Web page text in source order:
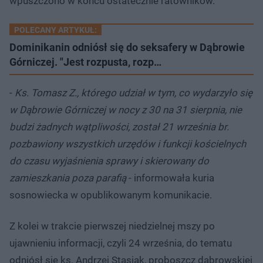
POLECANY ARTYKUŁ:
Dominikanin odniósł się do seksafery w Dąbrowie
Górniczej. "Jest rozpusta, rozp…
- Ks. Tomasz Z., którego udział w tym, co wydarzyło się
w Dąbrowie Górniczej w nocy z 30 na 31 sierpnia, nie
budzi żadnych wątpliwości, został 21 września br.
pozbawiony wszystkich urzędów i funkcji kościelnych
do czasu wyjaśnienia sprawy i skierowany do
zamieszkania poza parafią- informowała kuria
sosnowiecka w opublikowanym komunikacie.
Z kolei w trakcie pierwszej niedzielnej mszy po
ujawnieniu informacji, czyli 24 września, do tematu
odniósł się ks. Andrzej Stasiak, proboszcz dąbrowskiej